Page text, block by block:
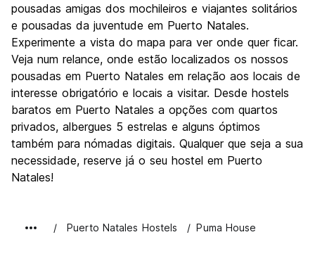
Custo-beneficio
7.2
pousadas amigas dos mochileiros e viajantes solitários
e pousadas da juventude em Puerto Natales.
Experimente a vista do mapa para ver onde quer ficar.
Veja num relance, onde estão localizados os nossos
pousadas em Puerto Natales em relação aos locais de
interesse obrigatório e locais a visitar. Desde hostels
baratos em Puerto Natales a opções com quartos
privados, albergues 5 estrelas e alguns óptimos
também para nómadas digitais. Qualquer que seja a sua
necessidade, reserve já o seu hostel em Puerto
Natales!
Puerto Natales Hostels Puma House